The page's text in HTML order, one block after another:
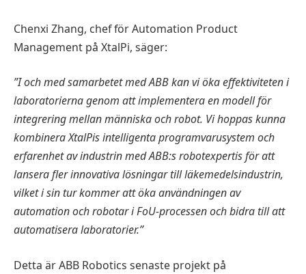
Chenxi Zhang, chef för Automation Product
Management på XtalPi, säger:
”I och med samarbetet med ABB kan vi öka effektiviteten i
laboratorierna genom att implementera en modell för
integrering mellan människa och robot. Vi hoppas kunna
kombinera XtalPis intelligenta programvarusystem och
erfarenhet av industrin med ABB:s robotexpertis för att
lansera fler innovativa lösningar till läkemedelsindustrin,
vilket i sin tur kommer att öka användningen av
automation och robotar i FoU-processen och bidra till att
automatisera laboratorier.”
Detta är ABB Robotics senaste projekt på